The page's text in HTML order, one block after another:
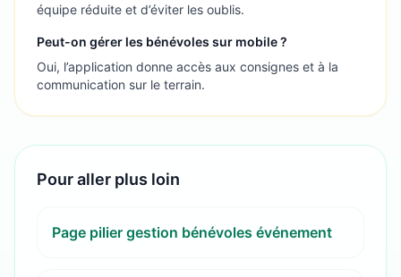
équipe réduite et d’éviter les oublis.
Peut-on gérer les bénévoles sur mobile ?
Oui, l’application donne accès aux consignes et à la
communication sur le terrain.
Pour aller plus loin
Page pilier gestion bénévoles événement